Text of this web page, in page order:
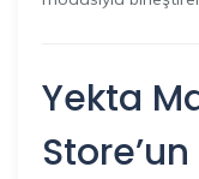
Yekta